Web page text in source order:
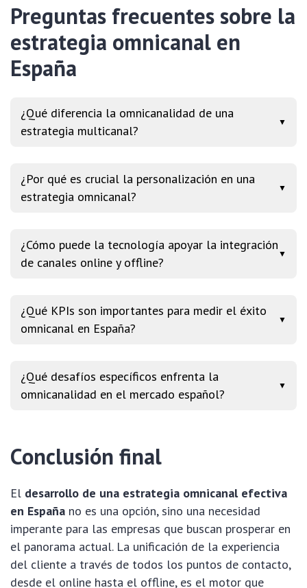
Preguntas frecuentes sobre la
estrategia omnicanal en
España
¿Qué diferencia la omnicanalidad de una
estrategia multicanal?
▼
¿Por qué es crucial la personalización en una
estrategia omnicanal?
▼
¿Cómo puede la tecnología apoyar la integración
de canales online y offline?
▼
¿Qué KPIs son importantes para medir el éxito
omnicanal en España?
▼
¿Qué desafíos específicos enfrenta la
omnicanalidad en el mercado español?
▼
Conclusión final
El desarrollo de una estrategia omnicanal efectiva
en España no es una opción, sino una necesidad
imperante para las empresas que buscan prosperar en
el panorama actual. La unificación de la experiencia
del cliente a través de todos los puntos de contacto,
desde el online hasta el offline, es el motor que